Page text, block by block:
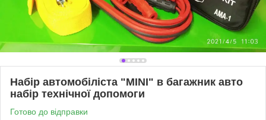
Набір автомобіліста "MINI" в багажник авто
набір технічної допомоги
Готово до відправки